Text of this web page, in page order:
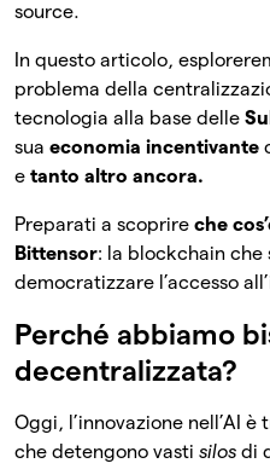
source.
In questo articolo,
problema della
tecnologia alla base delle
sua economia incentivante
e tanto altro ancora.
Preparati a scoprire che
Bittensor: la blockchain che
democratizzare l’accesso
Perché abbiamo
decentralizzata?
Oggi, l’innovazione nell’AI
che detengono vasti silos di